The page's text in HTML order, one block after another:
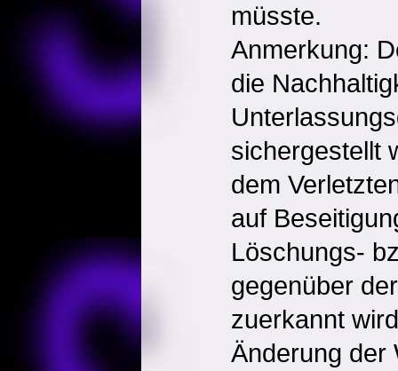
müsste.
Anmerkung:
die
sichergestellt
dem
auf
Löschungs-
gegenüber
zuerkannt
Änderung der